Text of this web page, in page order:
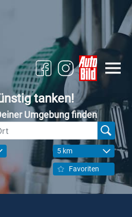
tanken!
Umgebung finden
5 km
Favoriten